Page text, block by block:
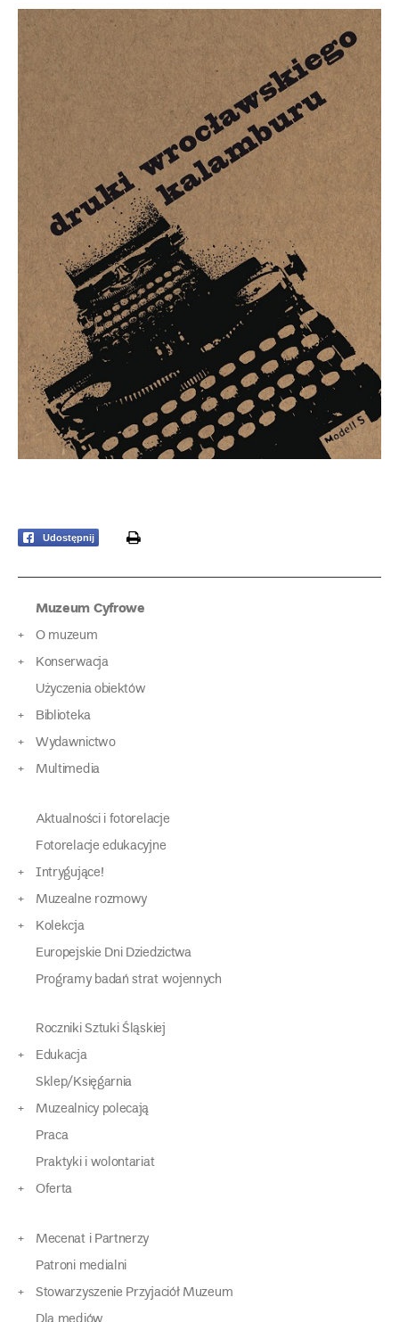
Udostępnij print
Muzeum Cyfrowe
O muzeum
Konserwacja
Użyczenia obiektów
Biblioteka
Wydawnictwo
Multimedia
Aktualności i fotorelacje
Fotorelacje edukacyjne
Intrygujące!
Muzealne rozmowy
Kolekcja
Europejskie Dni Dziedzictwa
Programy badań strat wojennych
Roczniki Sztuki Śląskiej
Edukacja
Sklep/Księgarnia
Muzealnicy polecają
Praca
Praktyki i wolontariat
Oferta
Mecenat i Partnerzy
Patroni medialni
Stowarzyszenie Przyjaciół Muzeum